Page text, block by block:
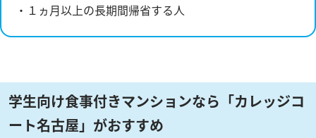
・１ヵ月以上の長期間帰省する人
学生向け食事付きマンションなら「カレッジコ
ート名古屋」がおすすめ